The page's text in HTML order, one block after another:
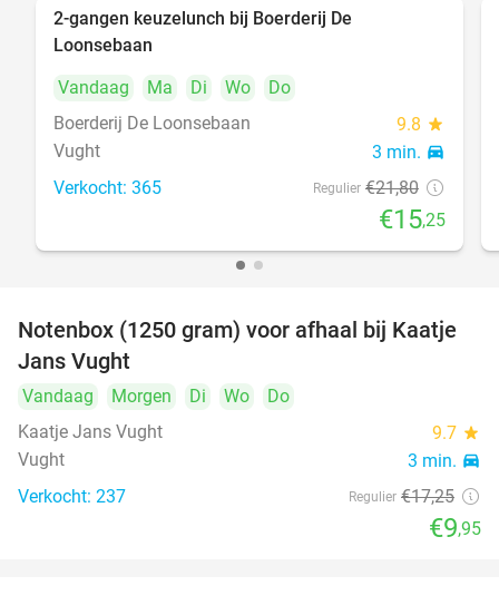
2-gangen keuzelunch bij Boerderij De
Loonsebaan
Vandaag
Ma Di Wo
Do
Boerderij De Loonsebaan
9.8 star
Vught 3 min. directions_car
Verkocht: 365 Regulier €21,80
€15,25
42%
Notenbox (1250 gram) voor afhaal bij Kaatje
Jans Vught
Vandaag Morgen Di Wo
Do
Kaatje Jans Vught
9.7 star
Vught 3 min. directions_car
Verkocht: 237 Regulier €17,25
€9,95